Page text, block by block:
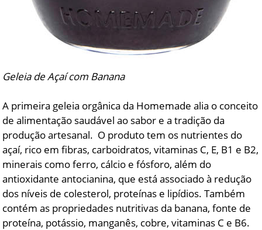
Geleia de Açaí com Banana
A primeira geleia orgânica da Homemade alia o conceito
de alimentação saudável ao sabor e a tradição da
produção artesanal. O produto tem os nutrientes do
açaí, rico em fibras, carboidratos, vitaminas C, E, B1 e B2,
minerais como ferro, cálcio e fósforo, além do
antioxidante antocianina, que está associado à redução
dos níveis de colesterol, proteínas e lipídios. Também
contém as propriedades nutritivas da banana, fonte de
proteína, potássio, manganês, cobre, vitaminas C e B6.